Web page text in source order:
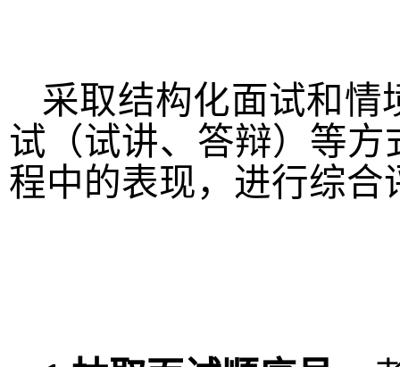
采取结构化面试和情
试（试讲、答辩）等
程中的表现，进行综合